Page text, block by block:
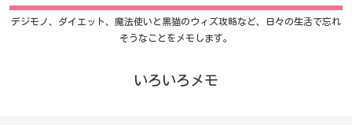
デジモノ、ダイエット、魔法使いと黒猫のウィズ攻略など、日々の生活で忘れ
そうなことをメモします。
いろいろメモ